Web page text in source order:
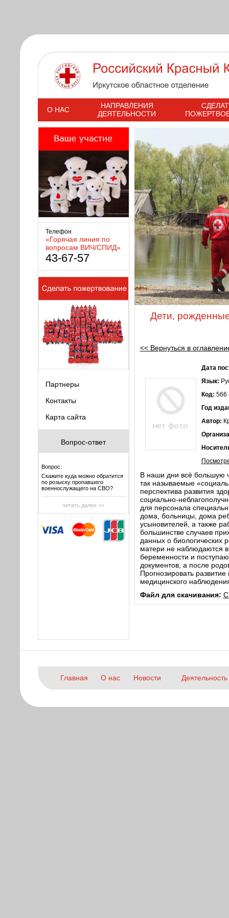
s
О НАС
НАПРАВЛЕНИЯ
ДЕЯТЕЛЬНОСТИ
Телефон
«Горячая линия по
вопросам ВИЧ/СПИД»
43-67-57
Партнеры
Контакты
Карта сайта
Вопрос-ответ
Вопрос:
Скажите куда можно обратится
по розыску пропавшего
военнослужащего на СВО?
читать далее >>
Дети,
<< Вернуться в
Дата
Язык:
Код: 566
Год
Автор:
В наши дни всё большую
так называемые
перспектива развития
социально-
для персонала
дома, больницы, дома
усыновителей, а также
большинстве случаев
данных о биологических
матери не наблюдаются в
беременности и
документов, а после
Прогнозировать
медицинского
Файл для скачивания:
Главная О нас Новости Деятельность